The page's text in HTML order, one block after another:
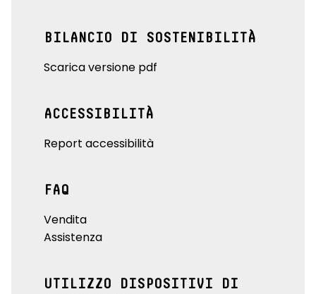
BILANCIO DI SOSTENIBILITÀ
Scarica versione pdf
ACCESSIBILITÀ
Report accessibilità
FAQ
Vendita
Assistenza
UTILIZZO DISPOSITIVI DI